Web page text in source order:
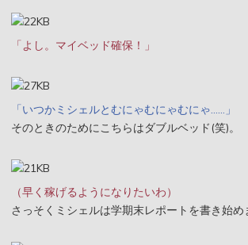
「よし。マイベッド確保！」
「いつかミシェルとむにゃむにゃむにゃ……」
そのときのためにこちらはダブルベッド(笑)。
（早く稼げるようになりたいわ）
さっそくミシェルは学期末レポートを書き始め